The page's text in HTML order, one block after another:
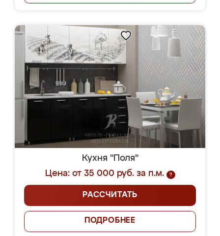
Кухня "Поля"
Цена: от 35 000 руб. за п.м.
?
РАССЧИТАТЬ
ПОДРОБНЕЕ